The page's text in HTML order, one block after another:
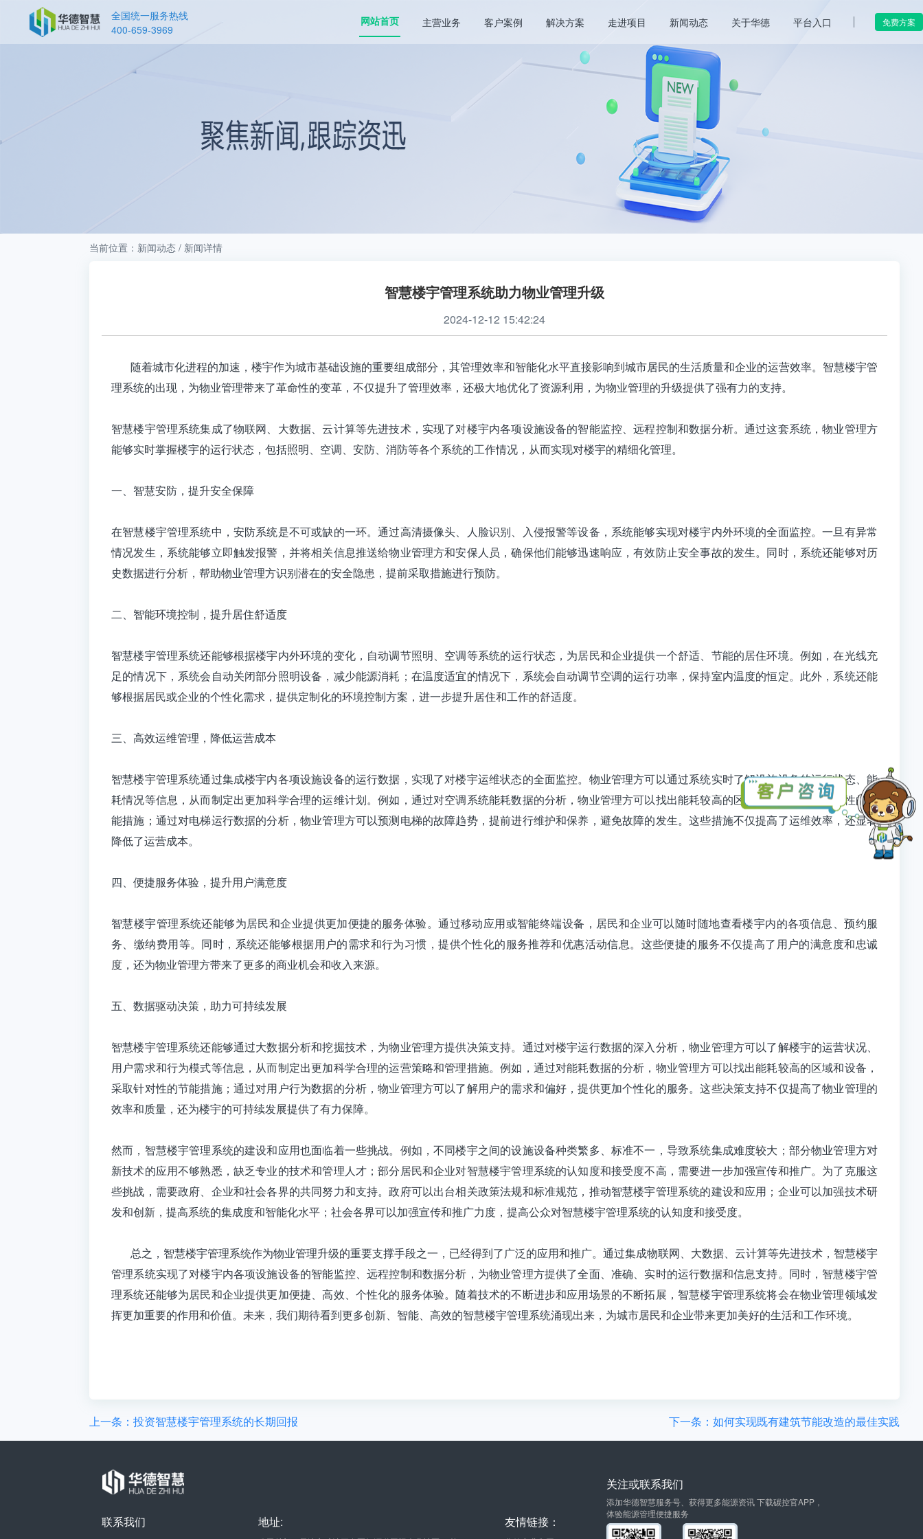
全国统一服务热线
400-659-3969
网站首页 主营业务 客户案例 解决方案 走进项目 新闻动态 关于华德 平台入口 免费方案
当前位置：新闻动态 / 新闻详情
智慧楼宇管理系统助力物业管理升级
2024-12-12 15:42:24
随着城市化进程的加速，楼宇作为城市基础设施的重要组成部分，其管理效率和智能化水平直接影响到城市居民的生活质量和企业的运营效率。智慧楼宇管
理系统的出现，为物业管理带来了革命性的变革，不仅提升了管理效率，还极大地优化了资源利用，为物业管理的升级提供了强有力的支持。
智慧楼宇管理系统集成了物联网、大数据、云计算等先进技术，实现了对楼宇内各项设施设备的智能监控、远程控制和数据分析。通过这套系统，物业管理方
能够实时掌握楼宇的运行状态，包括照明、空调、安防、消防等各个系统的工作情况，从而实现对楼宇的精细化管理。
一、智慧安防，提升安全保障
在智慧楼宇管理系统中，安防系统是不可或缺的一环。通过高清摄像头、人脸识别、入侵报警等设备，系统能够实现对楼宇内外环境的全面监控。一旦有异常
情况发生，系统能够立即触发报警，并将相关信息推送给物业管理方和安保人员，确保他们能够迅速响应，有效防止安全事故的发生。同时，系统还能够对历
史数据进行分析，帮助物业管理方识别潜在的安全隐患，提前采取措施进行预防。
二、智能环境控制，提升居住舒适度
智慧楼宇管理系统还能够根据楼宇内外环境的变化，自动调节照明、空调等系统的运行状态，为居民和企业提供一个舒适、节能的居住环境。例如，在光线充
足的情况下，系统会自动关闭部分照明设备，减少能源消耗；在温度适宜的情况下，系统会自动调节空调的运行功率，保持室内温度的恒定。此外，系统还能
够根据居民或企业的个性化需求，提供定制化的环境控制方案，进一步提升居住和工作的舒适度。
三、高效运维管理，降低运营成本
智慧楼宇管理系统通过集成楼宇内各项设施设备的运行数据，实现了对楼宇运维状态的全面监控。物业管理方可以通过系统实时了解设施设备的运行状态、能
耗情况等信息，从而制定出更加科学合理的运维计划。例如，通过对空调系统能耗数据的分析，物业管理方可以找出能耗较高的区域和设备，采取针对性的节
能措施；通过对电梯运行数据的分析，物业管理方可以预测电梯的故障趋势，提前进行维护和保养，避免故障的发生。这些措施不仅提高了运维效率，还显著
降低了运营成本。
四、便捷服务体验，提升用户满意度
智慧楼宇管理系统还能够为居民和企业提供更加便捷的服务体验。通过移动应用或智能终端设备，居民和企业可以随时随地查看楼宇内的各项信息、预约服
务、缴纳费用等。同时，系统还能够根据用户的需求和行为习惯，提供个性化的服务推荐和优惠活动信息。这些便捷的服务不仅提高了用户的满意度和忠诚
度，还为物业管理方带来了更多的商业机会和收入来源。
五、数据驱动决策，助力可持续发展
智慧楼宇管理系统还能够通过大数据分析和挖掘技术，为物业管理方提供决策支持。通过对楼宇运行数据的深入分析，物业管理方可以了解楼宇的运营状况、
用户需求和行为模式等信息，从而制定出更加科学合理的运营策略和管理措施。例如，通过对能耗数据的分析，物业管理方可以找出能耗较高的区域和设备，
采取针对性的节能措施；通过对用户行为数据的分析，物业管理方可以了解用户的需求和偏好，提供更加个性化的服务。这些决策支持不仅提高了物业管理的
效率和质量，还为楼宇的可持续发展提供了有力保障。
然而，智慧楼宇管理系统的建设和应用也面临着一些挑战。例如，不同楼宇之间的设施设备种类繁多、标准不一，导致系统集成难度较大；部分物业管理方对
新技术的应用不够熟悉，缺乏专业的技术和管理人才；部分居民和企业对智慧楼宇管理系统的认知度和接受度不高，需要进一步加强宣传和推广。为了克服这
些挑战，需要政府、企业和社会各界的共同努力和支持。政府可以出台相关政策法规和标准规范，推动智慧楼宇管理系统的建设和应用；企业可以加强技术研
发和创新，提高系统的集成度和智能化水平；社会各界可以加强宣传和推广力度，提高公众对智慧楼宇管理系统的认知度和接受度。
总之， 智慧楼宇管理系统作为物业管理升级的重要支撑手段之一，已经得到了广泛的应用和推广。通过集成物联网、大数据、云计算等先进技术，智慧楼宇
管理系统实现了对楼宇内各项设施设备的智能监控、远程控制和数据分析，为物业管理方提供了全面、准确、实时的运行数据和信息支持。同时，智慧楼宇管
理系统还能够为居民和企业提供更加便捷、高效、个性化的服务体验。随着技术的不断进步和应用场景的不断拓展，智慧楼宇管理系统将会在物业管理领域发
挥更加重要的作用和价值。未来，我们期待看到更多创新、智能、高效的智慧楼宇管理系统涌现出来，为城市居民和企业带来更加美好的生活和工作环境。
上一条：投资智慧楼宇管理系统的长期回报 下一条：如何实现既有建筑节能改造的最佳实践
联系我们 地址: 友情链接：
关注或联系我们
添加华德智慧服务号、获得更多能源资讯 下载碳控官APP，
体验能源管理便捷服务